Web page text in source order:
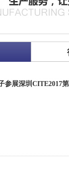
参展深圳CITE2017